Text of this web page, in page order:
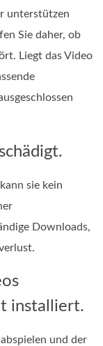
unterstützen
Sie daher, ob
Liegt das Video
sie kein
Downloads,
installiert.
und der